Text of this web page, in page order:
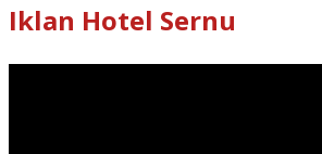
Iklan Hotel Sernu